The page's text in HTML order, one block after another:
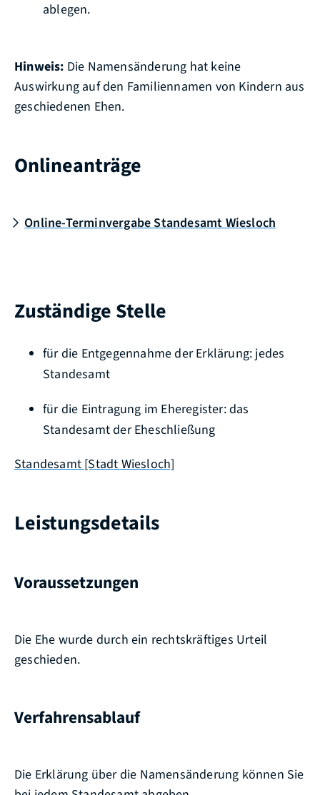
ablegen.
Hinweis: Die Namensänderung hat keine
Auswirkung auf den Familiennamen von Kindern aus
geschiedenen Ehen.
Onlineanträge
Online-Terminvergabe Standesamt Wiesloch
Zuständige Stelle
für die Entgegennahme der Erklärung: jedes
Standesamt
für die Eintragung im Eheregister: das
Standesamt der Eheschließung
Standesamt [Stadt Wiesloch]
Leistungsdetails
Voraussetzungen
Die Ehe wurde durch ein rechtskräftiges Urteil
geschieden.
Verfahrensablauf
Die Erklärung über die Namensänderung können Sie